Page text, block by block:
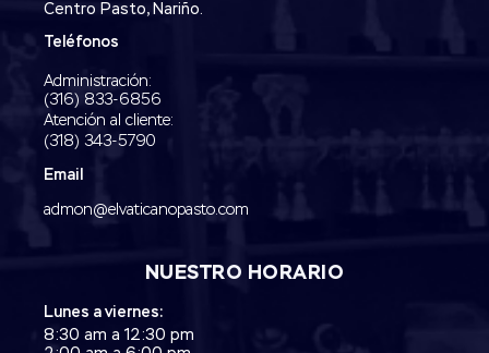
Centro Pasto, Nariño.
Teléfonos
Administración:
‭(316) 833-6856‬
Atención al cliente:
(318) 343-5790‬
Email
admon@elvaticanopasto.com
NUESTRO HORARIO
Lunes a viernes:
8:30 am a 12:30 pm